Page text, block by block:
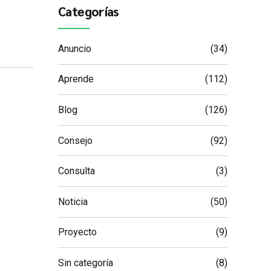
Categorías
Anuncio (34)
Aprende (112)
Blog (126)
Consejo (92)
Consulta (3)
Noticia (50)
Proyecto (9)
Sin categoría (8)